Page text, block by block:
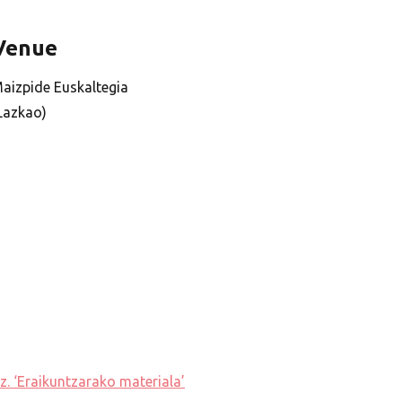
Euskaltegia
‘Eraikuntzarako materiala’